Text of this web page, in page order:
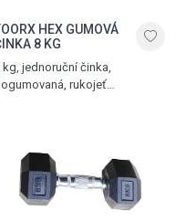
HEX GUMOVÁ
8 KG
kg, jednoruční činka,
rukojeť